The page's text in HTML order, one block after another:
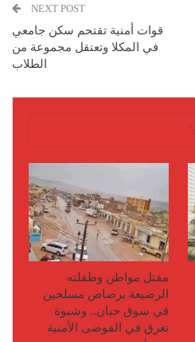
NEXT POST
قوات أمنية تقتحم سكن جامعي
في المكلا وتعتقل مجموعة من
الطلاب
مقتل مواطن وطفلته
الرضيعة برصاص مسلحين
في سوق حبان.. وشبوة
تغرق في الفوضى الأمنية